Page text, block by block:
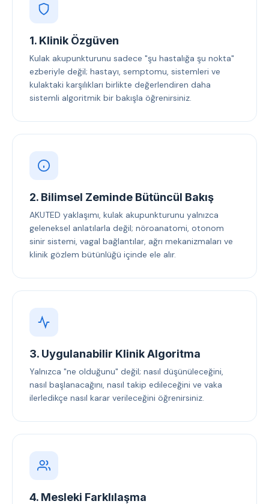
1. Klinik Özgüven
Kulak akupunkturunu sadece "şu hastalığa şu nokta"
ezberiyle değil; hastayı, semptomu, sistemleri ve
kulaktaki karşılıkları birlikte değerlendiren daha
sistemli algoritmik bir bakışla öğrenirsiniz.
2. Bilimsel Zeminde Bütüncül Bakış
AKUTED yaklaşımı, kulak akupunkturunu yalnızca
geleneksel anlatılarla değil; nöroanatomi, otonom
sinir sistemi, vagal bağlantılar, ağrı mekanizmaları ve
klinik gözlem bütünlüğü içinde ele alır.
3. Uygulanabilir Klinik Algoritma
Yalnızca "ne olduğunu" değil; nasıl düşünüleceğini,
nasıl başlanacağını, nasıl takip edileceğini ve vaka
ilerledikçe nasıl karar verileceğini öğrenirsiniz.
4. Mesleki Farklılaşma